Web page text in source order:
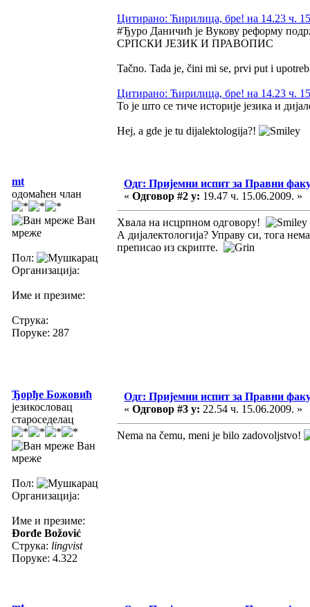
Цитирано: Ћирилица, бре! на 14.23 ч.
#Ђуро Даничић је Вукову реформу
СРПСКИ ЈЕЗИК И ПРАВОПИС
Tačno. Tada je, čini mi se, prvi put i
Цитирано: Ћирилица, бре! на 14.23 ч.
То је што се тиче историје језика и
Hej, a gde je tu dijalektologija?!
mt
одомаћен члан
Ван
мреже
Пол:
Организација:
Име и презиме:
Струка:
Поруке: 287
Одг: Пријемни испит за Правни
« Одговор #2 у: 19.47 ч. 15.06.2009. »
Хвала на исцрпном одговору!
А дијалектологија? Управу си, тога
преписао из скрипте.
Ђорђе Божовић
језикословац
староседелац
Ван
мреже
Пол:
Организација:
Име и презиме:
Đorđe Božović
Струка: lingvist
Поруке: 4.322
Одг: Пријемни испит за Правни
« Одговор #3 у: 22.54 ч. 15.06.2009. »
Nema na čemu, meni je bilo zadovoljstvo!